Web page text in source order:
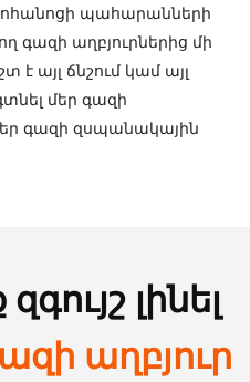
պահարանների
աղբյուրներից մի
այլ ճնշում կամ այլ
մեր գազի
գազի զսպանակային
լինել
աղբյուր